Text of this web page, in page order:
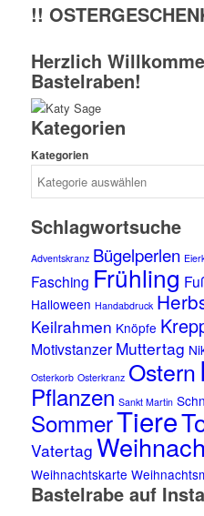
!!
Herzlich
Bastelraben!
Kategorien
Kategorien
Schlagwortsuche
Adventskranz Bügelperlen
Fasching Frühling
Halloween Handabdruck
Keilrahmen Knöpfe
Motivstanzer Muttertag
Osterkorb Osterkranz Ostern
Pflanzen Sankt Martin
SommerTiere
Vatertag
Weihnachtskarte
Bastelrabe auf